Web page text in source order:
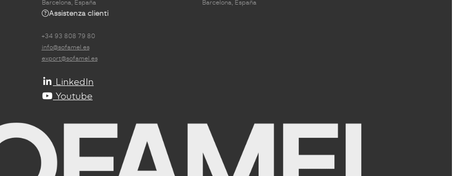
Barcelona, España
Barcelona, España
Assistenza clienti
+34 93 808 79 80
info@sofamel.es
export@sofamel.es
LinkedIn
Youtube